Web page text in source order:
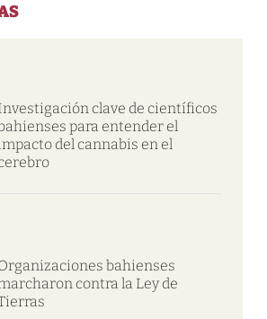
clave de científicos
para entender el
del cannabis en el
bahienses
contra la Ley de